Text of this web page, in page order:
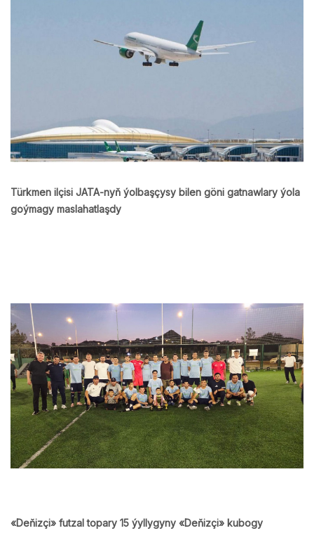
Türkmen ilçisi JATA-nyň ýolbaşçysy bilen göni gatnawlary ýola
goýmagy maslahatlaşdy
«Deňizçi» futzal topary 15 ýyllygyny «Deňizçi» kubogy